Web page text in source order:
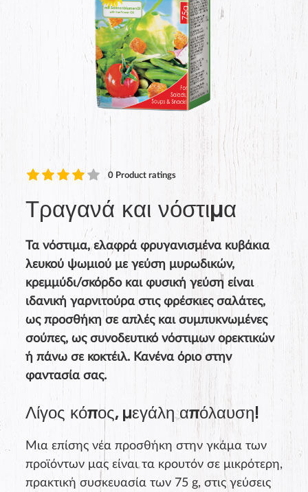
0 Product ratings
Τραγανά και νόστιμα
Τα νόστιμα, ελαφρά φρυγανισμένα κυβάκια
λευκού ψωμιού με γεύση μυρωδικών,
κρεμμύδι/σκόρδο και φυσική γεύση είναι
ιδανική γαρνιτούρα στις φρέσκιες σαλάτες,
ως προσθήκη σε απλές και συμπυκνωμένες
σούπες, ως συνοδευτικό νόστιμων ορεκτικών
ή πάνω σε κοκτέιλ. Κανένα όριο στην
φαντασία σας.
Λίγος κόπος, μεγάλη απόλαυση!
Μια επίσης νέα προσθήκη στην γκάμα των
προϊόντων μας είναι τα κρουτόν σε μικρότερη,
πρακτική συσκευασία των 75 g, στις γεύσεις